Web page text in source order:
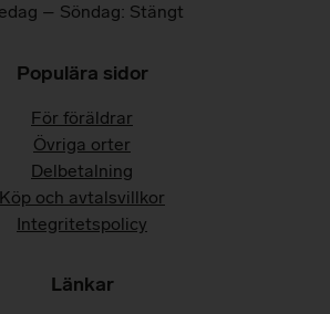
– Söndag: Stängt
Populära sidor
För föräldrar
Övriga orter
Delbetalning
Köp och avtalsvillkor
Integritetspolicy
Länkar